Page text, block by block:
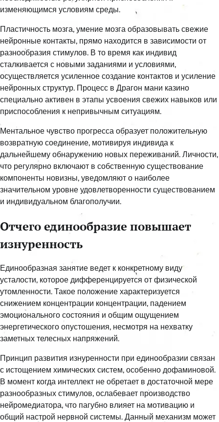
изменяющимся условиям среды.
Пластичность мозга, умение мозга образовывать свежие
нейронные контакты, прямо находится в зависимости от
разнообразия стимулов. В то время как индивид
сталкивается с новыми заданиями и условиями,
осуществляется усиленное создание контактов и усиление
нейронных структур. Процесс в Драгон мани казино
специально активен в этапы усвоения свежих навыков или
приспособления к непривычным ситуациям.
Ментальное чувство прогресса образует положительную
возвратную соединение, мотивируя индивида к
дальнейшему обнаружению новых переживаний. Личности,
что регулярно включают в собственную существование
компоненты новизны, уведомляют о наиболее
значительном уровне удовлетворенности существованием
и индивидуальном благополучии.
Отчего единообразие повышает
изнуренность
Единообразная занятие ведет к конкретному виду
усталости, которое дифференцируется от физической
утомленности. Такое положение характеризуется
снижением концентрации концентрации, падением
эмоционального состояния и общим ощущением
энергетического опустошения, несмотря на нехватку
заметных телесных напряжений.
Принцип развития изнуренности при единообразии связан
с истощением химических систем, особенно дофаминовой.
В момент когда интеллект не обретает в достаточной мере
разнообразных стимулов, ослабевает производство
нейромедиатора, что пагубно влияет на мотивацию и
общий настрой нервной системы. Данный механизм может